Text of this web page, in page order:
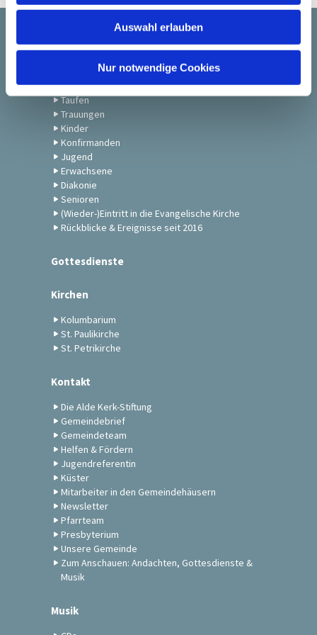
Auswahl erlauben
Nur notwendige Cookies
Startseite
Gemeindeleben
Taufen
Trauungen
Kinder
Konfirmanden
Jugend
Erwachsene
Diakonie
Senioren
(Wieder-)Eintritt in die Evangelische Kirche
Rückblicke & Ereignisse seit 2016
Gottesdienste
Kirchen
Kolumbarium
St. Paulikirche
St. Petrikirche
Kontakt
Die Alde Kerk-Stiftung
Gemeindebrief
Gemeindeteam
Helfen & Fördern
Jugendreferentin
Küster
Mitarbeiter in den Gemeindehäusern
Newsletter
Pfarrteam
Presbyterium
Unsere Gemeinde
Zum Anschauen: Andachten, Gottesdienste &
Musik
Musik